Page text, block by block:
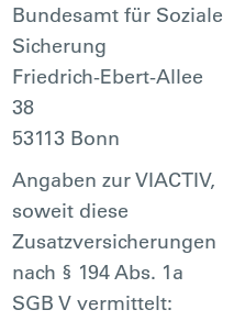
Bundesamt für Soziale
Sicherung
Friedrich-Ebert-Allee
38
53113 Bonn
Angaben zur VIACTIV,
soweit diese
Zusatzversicherungen
nach § 194 Abs. 1a
SGB V vermittelt: